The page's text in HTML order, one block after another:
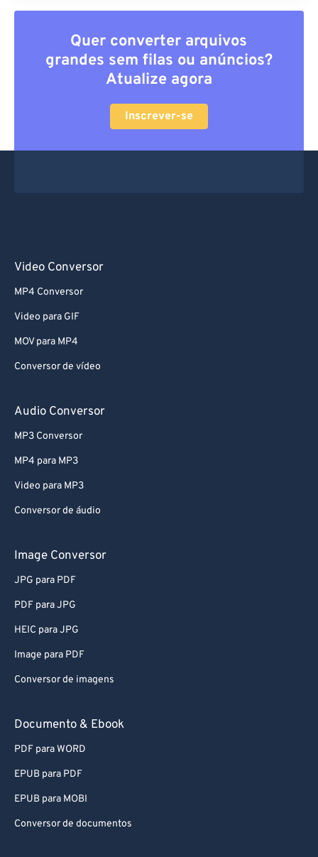
Quer converter arquivos
grandes sem filas ou anúncios?
Atualize agora
Inscrever-se
Video Conversor
MP4 Conversor
Video para GIF
MOV para MP4
Conversor de vídeo
Audio Conversor
MP3 Conversor
MP4 para MP3
Video para MP3
Conversor de áudio
Image Conversor
JPG para PDF
PDF para JPG
HEIC para JPG
Image para PDF
Conversor de imagens
Documento & Ebook
PDF para WORD
EPUB para PDF
EPUB para MOBI
Conversor de documentos